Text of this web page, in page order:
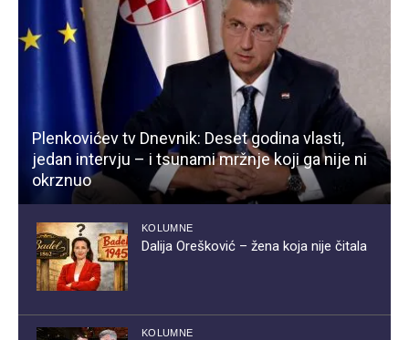
Plenkovićev tv Dnevnik: Deset godina vlasti,
jedan intervju – i tsunami mržnje koji ga nije ni
okrznuo
KOLUMNE
Dalija Orešković – žena koja nije čitala
KOLUMNE